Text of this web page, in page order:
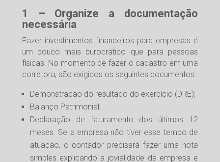
1 – Organize a documentação
necessária
Fazer investimentos financeiros para empresas é
um pouco mais burocrático que para pessoas
físicas. No momento de fazer o cadastro em uma
corretora, são exigidos os seguintes documentos:
Demonstração do resultado do exercício (DRE);
Balanço Patrimonial;
Declaração de faturamento dos últimos 12
meses. Se a empresa não tiver esse tempo de
atuação, o contador precisará fazer uma nota
simples explicando a jovialidade da empresa e